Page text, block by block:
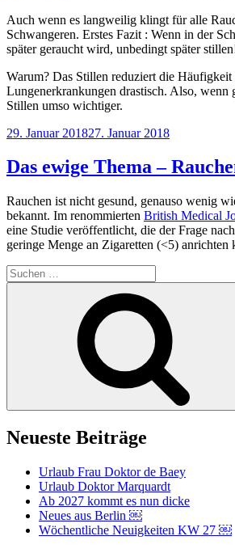
Auch wenn es langweilig klingt für alle
Schwangeren. Erstes Fazit : Wenn in der
später geraucht wird, unbedingt später
Warum? Das Stillen reduziert die Häufigkeit
Lungenerkrankungen drastisch. Also, wenn
Stillen umso wichtiger.
Veröffentlicht
29. Januar 201827. Januar 2018
Das ewige Thema –
Rauchen ist nicht gesund, genauso wenig
bekannt. Im renommierten British Medical
eine Studie veröffentlicht, die der Frage
geringe Menge an Zigaretten (<5) anrichten
Suchen
nach:
Neueste Beiträge
Urlaub Frau Doktor de Baey
Urlaub Doktor Marquardt
Ab 2027 kommt es nun dicke
Neues aus Berlin ￼
Wöchentliche Neuigkeiten KW 27 ￼